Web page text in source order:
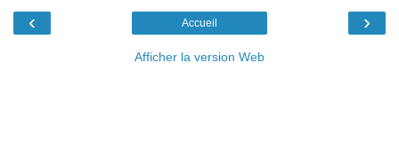
‹ ›
Accueil
Afficher la version Web